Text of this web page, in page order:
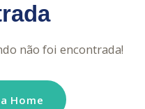
não foi encontrada!
Home